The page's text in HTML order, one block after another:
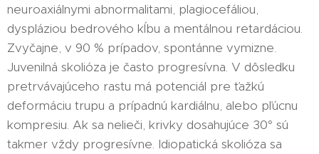
neuroaxiálnymi abnormalitami, plagiocefáliou,
dyspláziou bedrového kĺbu a mentálnou retardáciou.
Zvyčajne, v 90 % prípadov, spontánne vymizne.
Juvenilná skolióza je často progresívna. V dôsledku
pretrvávajúceho rastu má potenciál pre ťažkú ​​
deformáciu trupu a prípadnú kardiálnu, alebo pľúcnu
kompresiu. Ak sa nelieči, krivky dosahujúce 30° sú
takmer vždy progresívne. Idiopatická skolióza sa